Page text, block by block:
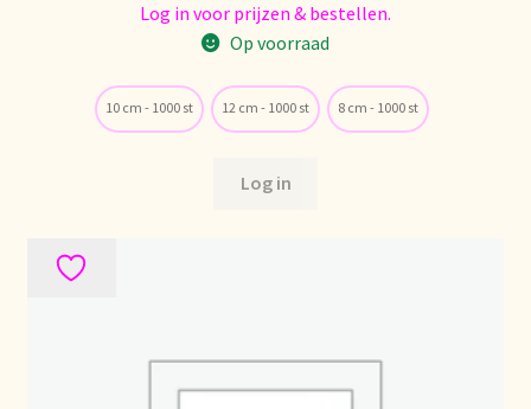
Log in voor prijzen & bestellen.
Op voorraad
10 cm - 1000 st 12 cm - 1000 st 8 cm - 1000 st
Log in